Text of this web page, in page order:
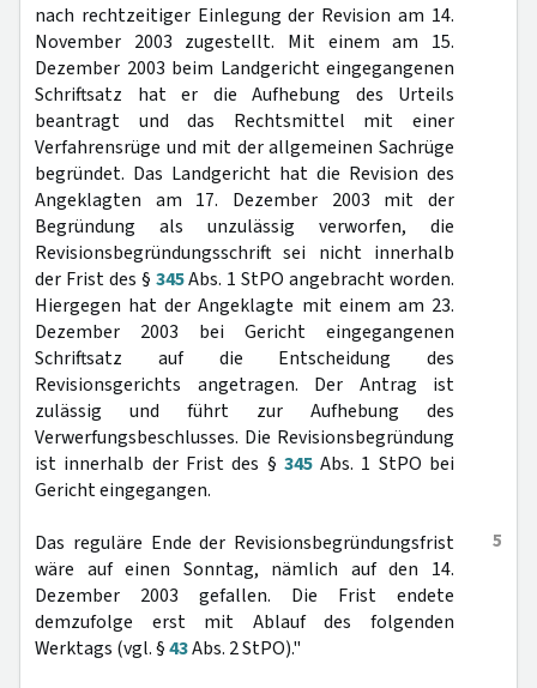
nach rechtzeitiger Einlegung der Revision am 14.
November 2003 zugestellt. Mit einem am 15.
Dezember 2003 beim Landgericht eingegangenen
Schriftsatz hat er die Aufhebung des Urteils
beantragt und das Rechtsmittel mit einer
Verfahrensrüge und mit der allgemeinen Sachrüge
begründet. Das Landgericht hat die Revision des
Angeklagten am 17. Dezember 2003 mit der
Begründung als unzulässig verworfen, die
Revisionsbegründungsschrift sei nicht innerhalb
der Frist des § 345Abs. 1 StPO angebracht worden.
Hiergegen hat der Angeklagte mit einem am 23.
Dezember 2003 bei Gericht eingegangenen
Schriftsatz auf die Entscheidung des
Revisionsgerichts angetragen. Der Antrag ist
zulässig und führt zur Aufhebung des
Verwerfungsbeschlusses. Die Revisionsbegründung
ist innerhalb der Frist des § 345Abs. 1 StPO bei
Gericht eingegangen.
5
Das reguläre Ende der Revisionsbegründungsfrist
wäre auf einen Sonntag, nämlich auf den 14.
Dezember 2003 gefallen. Die Frist endete
demzufolge erst mit Ablauf des folgenden
Werktags (vgl. §43Abs. 2 StPO)."